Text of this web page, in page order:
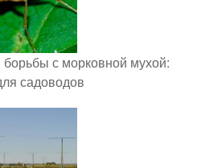
с морковной мухой:
садоводов